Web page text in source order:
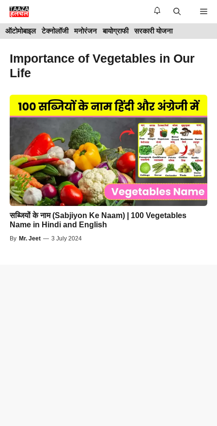
Skip
content
ऑटोमोबाइल टेक्नोलॉजी मनोरंजन बायोग्राफी सरकारी योजना
Importance of Vegetables in Our
Life
सब्जियों के नाम (Sabjiyon Ke Naam) | 100 Vegetables
Name in Hindi and English
By Mr. Jeet — 3 July 2024